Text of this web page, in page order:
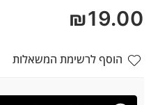
5
₪19.00
הוסף לרשימת המשאלות